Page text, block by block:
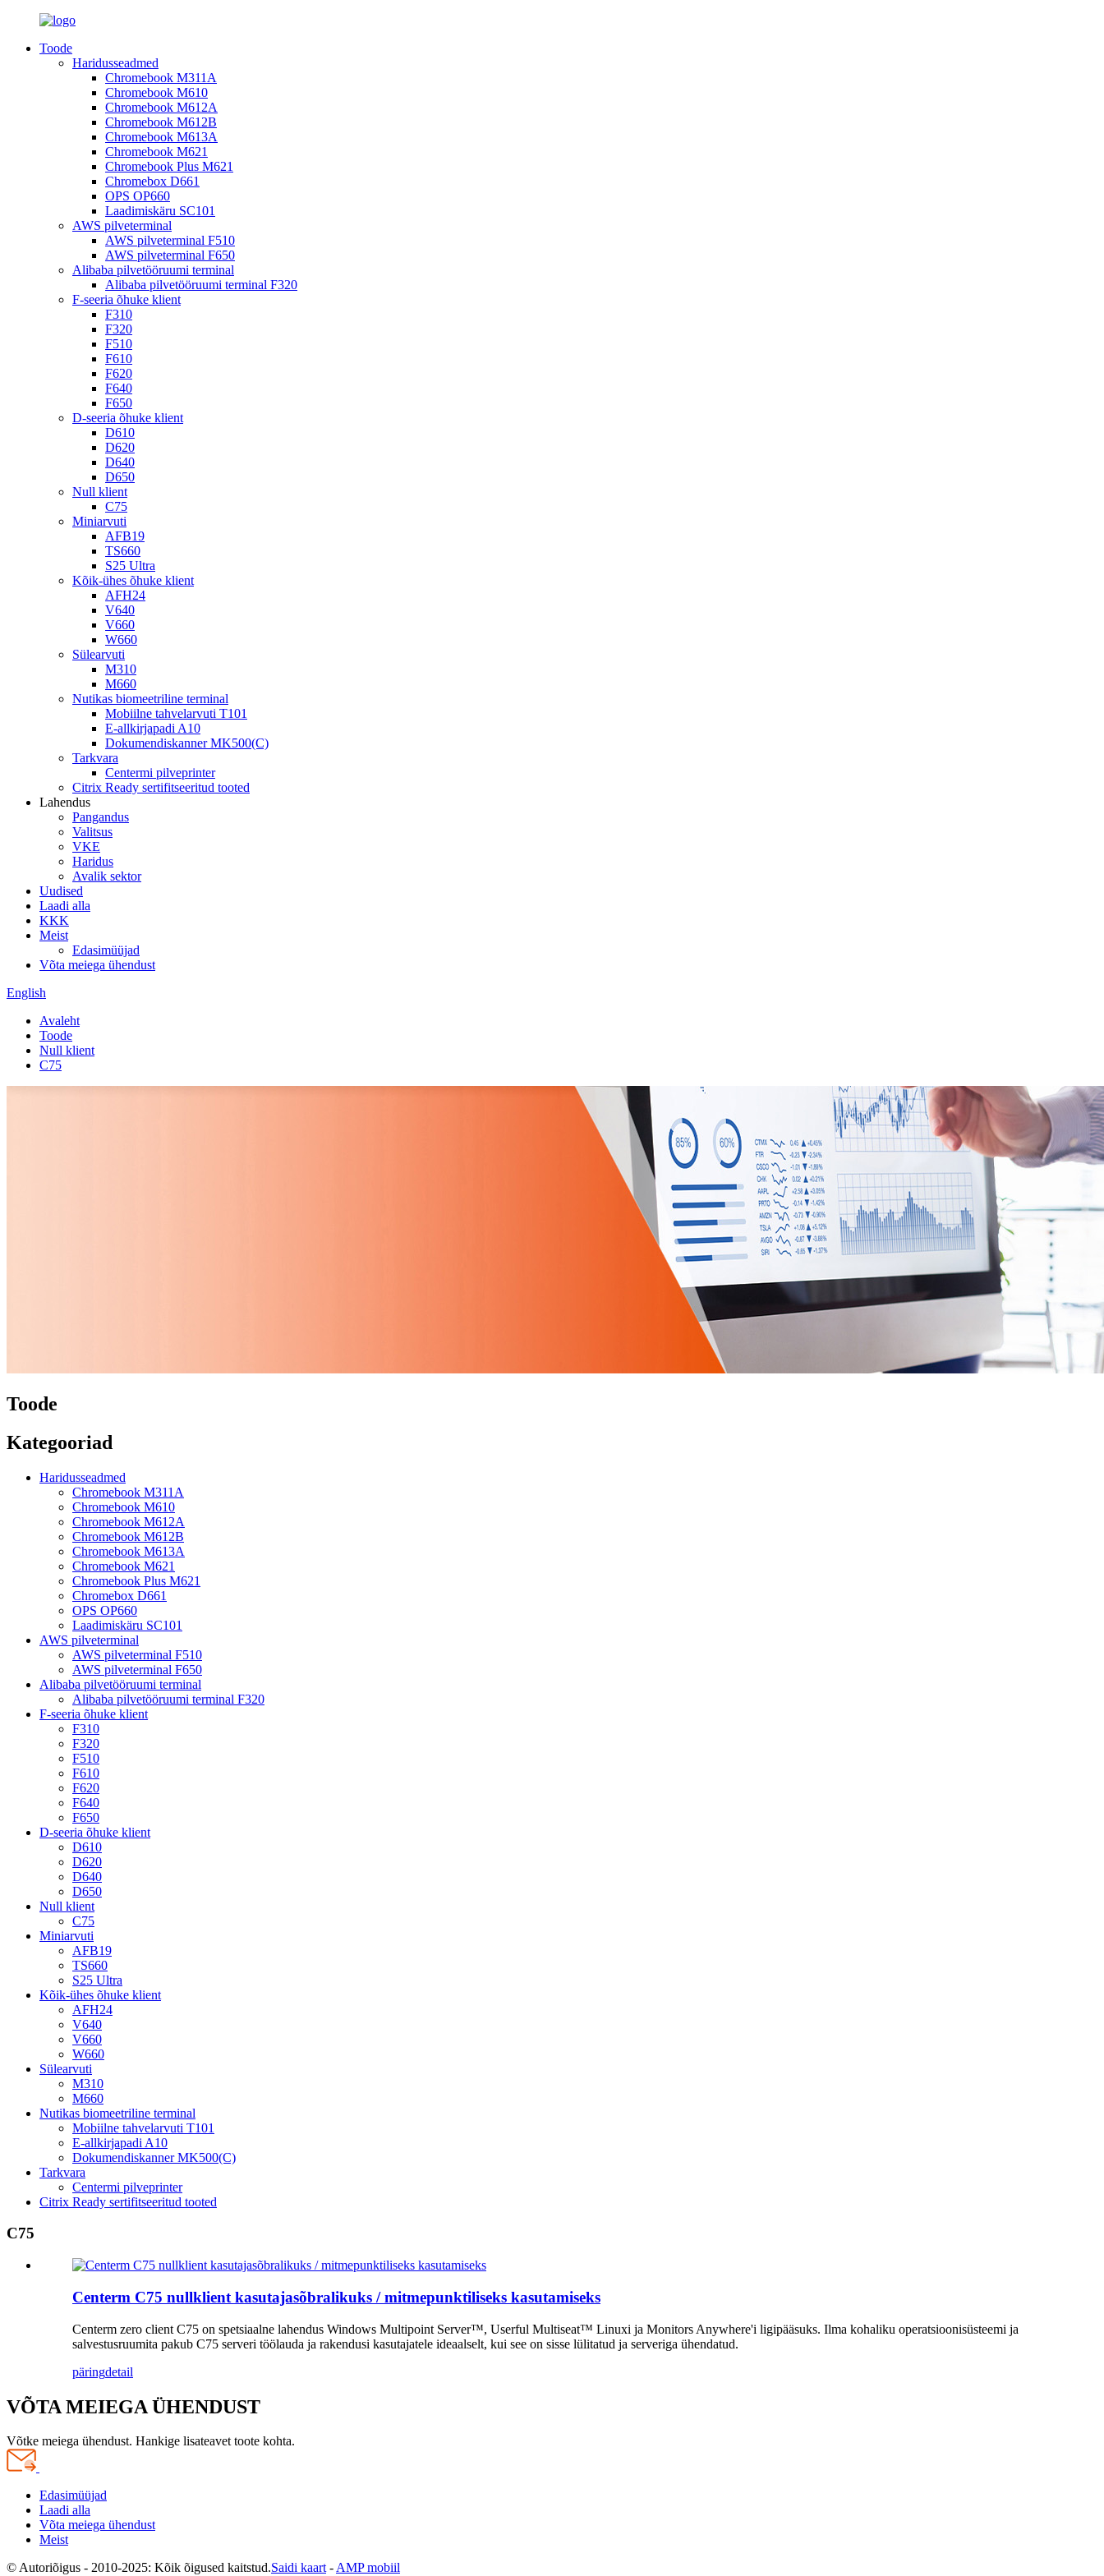
Toode
Haridusseadmed
Chromebook M311A
Chromebook M610
Chromebook M612A
Chromebook M612B
Chromebook M613A
Chromebook M621
Chromebook Plus M621
Chromebox D661
OPS OP660
Laadimiskäru SC101
AWS pilveterminal
AWS pilveterminal F510
AWS pilveterminal F650
Alibaba pilvetööruumi terminal
Alibaba pilvetööruumi terminal F320
F-seeria õhuke klient
F310
F320
F510
F610
F620
F640
F650
D-seeria õhuke klient
D610
D620
D640
D650
Null klient
C75
Miniarvuti
AFB19
TS660
S25 Ultra
Kõik-ühes õhuke klient
AFH24
V640
V660
W660
Sülearvuti
M310
M660
Nutikas biomeetriline terminal
Mobiilne tahvelarvuti T101
E-allkirjapadi A10
Dokumendiskanner MK500(C)
Tarkvara
Centermi pilveprinter
Citrix Ready sertifitseeritud tooted
Lahendus
Pangandus
Valitsus
VKE
Haridus
Avalik sektor
Uudised
Laadi alla
KKK
Meist
Edasimüüjad
Võta meiega ühendust
English
Avaleht
Toode
Null klient
C75
Toode
Kategooriad
Haridusseadmed
Chromebook M311A
Chromebook M610
Chromebook M612A
Chromebook M612B
Chromebook M613A
Chromebook M621
Chromebook Plus M621
Chromebox D661
OPS OP660
Laadimiskäru SC101
AWS pilveterminal
AWS pilveterminal F510
AWS pilveterminal F650
Alibaba pilvetööruumi terminal
Alibaba pilvetööruumi terminal F320
F-seeria õhuke klient
F310
F320
F510
F610
F620
F640
F650
D-seeria õhuke klient
D610
D620
D640
D650
Null klient
C75
Miniarvuti
AFB19
TS660
S25 Ultra
Kõik-ühes õhuke klient
AFH24
V640
V660
W660
Sülearvuti
M310
M660
Nutikas biomeetriline terminal
Mobiilne tahvelarvuti T101
E-allkirjapadi A10
Dokumendiskanner MK500(C)
Tarkvara
Centermi pilveprinter
Citrix Ready sertifitseeritud tooted
C75
Centerm C75 nullklient kasutajasõbralikuks / mitmepunktiliseks kasutamiseks
Centerm zero client C75 on spetsiaalne lahendus Windows Multipoint Server™, Userful Multiseat™ Linuxi ja Monitors Anywhere'i ligipääsuks. Ilma kohaliku operatsioonisüsteemi ja
salvestusruumita pakub C75 serveri töölauda ja rakendusi kasutajatele ideaalselt, kui see on sisse lülitatud ja serveriga ühendatud.
päringdetail
VÕTA MEIEGA ÜHENDUST
Võtke meiega ühendust. Hankige lisateavet toote kohta.
Edasimüüjad
Laadi alla
Võta meiega ühendust
Meist
© Autoriõigus - 2010-2025: Kõik õigused kaitstud.Saidi kaart-AMP mobiil